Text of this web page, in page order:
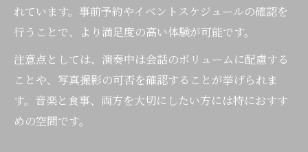
れています。事前予約やイベントスケジュールの確認を
行うことで、より満足度の高い体験が可能です。
注意点としては、演奏中は会話のボリュームに配慮する
ことや、写真撮影の可否を確認することが挙げられま
す。音楽と食事、両方を大切にしたい方には特におすす
めの空間です。